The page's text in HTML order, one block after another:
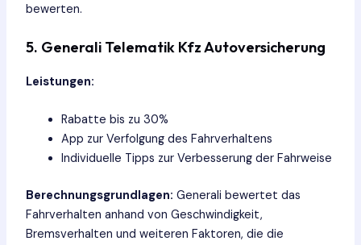
bewerten.
5. Generali Telematik Kfz Autoversicherung
Leistungen:
Rabatte bis zu 30%
App zur Verfolgung des Fahrverhaltens
Individuelle Tipps zur Verbesserung der Fahrweise
Berechnungsgrundlagen: Generali bewertet das
Fahrverhalten anhand von Geschwindigkeit,
Bremsverhalten und weiteren Faktoren, die die